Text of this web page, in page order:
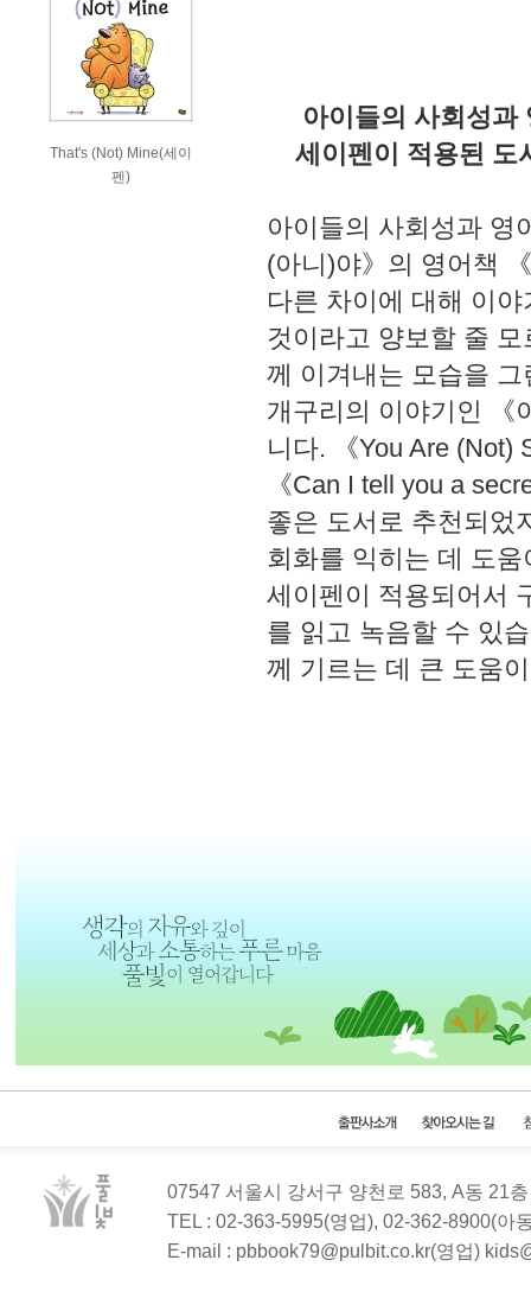
That's (Not) Mine(세이
펜)
아이들의 사회성과
세이펜이 적용된 도
아이들의 사회성과 영
(아니)야》의 영어책
다른 차이에 대해 이
것이라고 양보할 줄
께 이겨내는 모습을
개구리의 이야기인 《
니다. 《You Are (Not)
《Can I tell you a
좋은 도서로 추천되었
회화를 익히는 데 도
세이펜이 적용되어서
를 읽고 녹음할 수 있
께 기르는 데 큰 도움
07547 서울시 강서구 양천로 583, A동 21
TEL : 02-363-5995(영업), 02-362-8900(아
E-mail : pbbook79@pulbit.co.kr(영업)